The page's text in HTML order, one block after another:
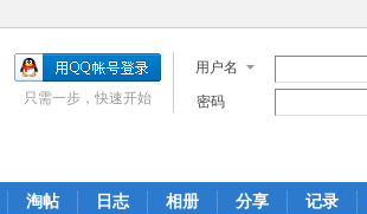
用户名
密码
只需一步，快速开始
淘帖 日志 相册 分享 记录